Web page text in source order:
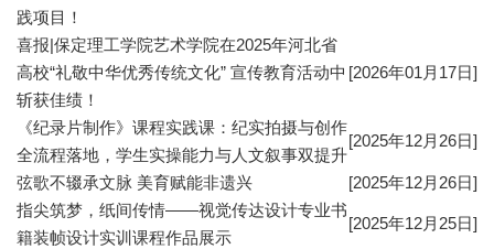
践项目！
喜报|保定理工学院艺术学院在2025年河北省
高校“礼敬中华优秀传统文化” 宣传教育活动中
斩获佳绩！
[2026年01月17日]
《纪录片制作》课程实践课：纪实拍摄与创作
全流程落地，学生实操能力与人文叙事双提升
[2025年12月26日]
弦歌不辍承文脉 美育赋能非遗兴
[2025年12月26日]
指尖筑梦，纸间传情——视觉传达设计专业书
籍装帧设计实训课程作品展示
[2025年12月25日]